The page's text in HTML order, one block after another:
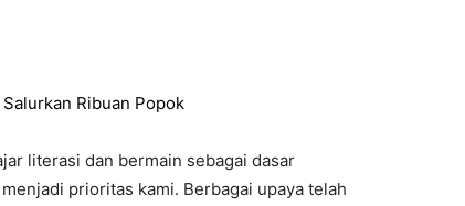
Ribuan Popok
literasi dan bermain sebagai dasar
prioritas kami. Berbagai upaya telah